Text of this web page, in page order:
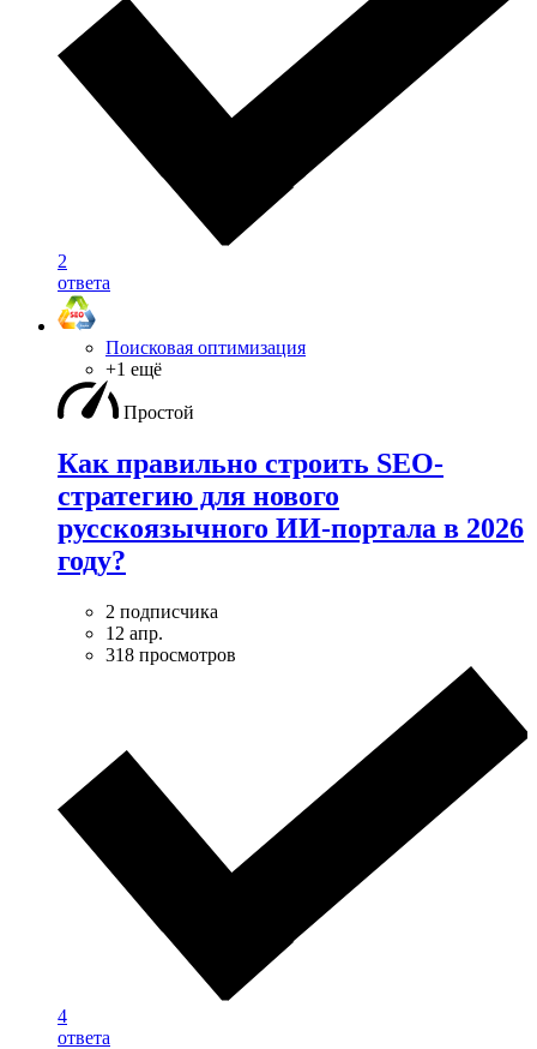
2
ответа
Поисковая оптимизация
+1 ещё
Простой
Как правильно строить SEO-
стратегию для нового
русскоязычного ИИ-портала в 2026
году?
2 подписчика
12 апр.
318 просмотров
4
ответа